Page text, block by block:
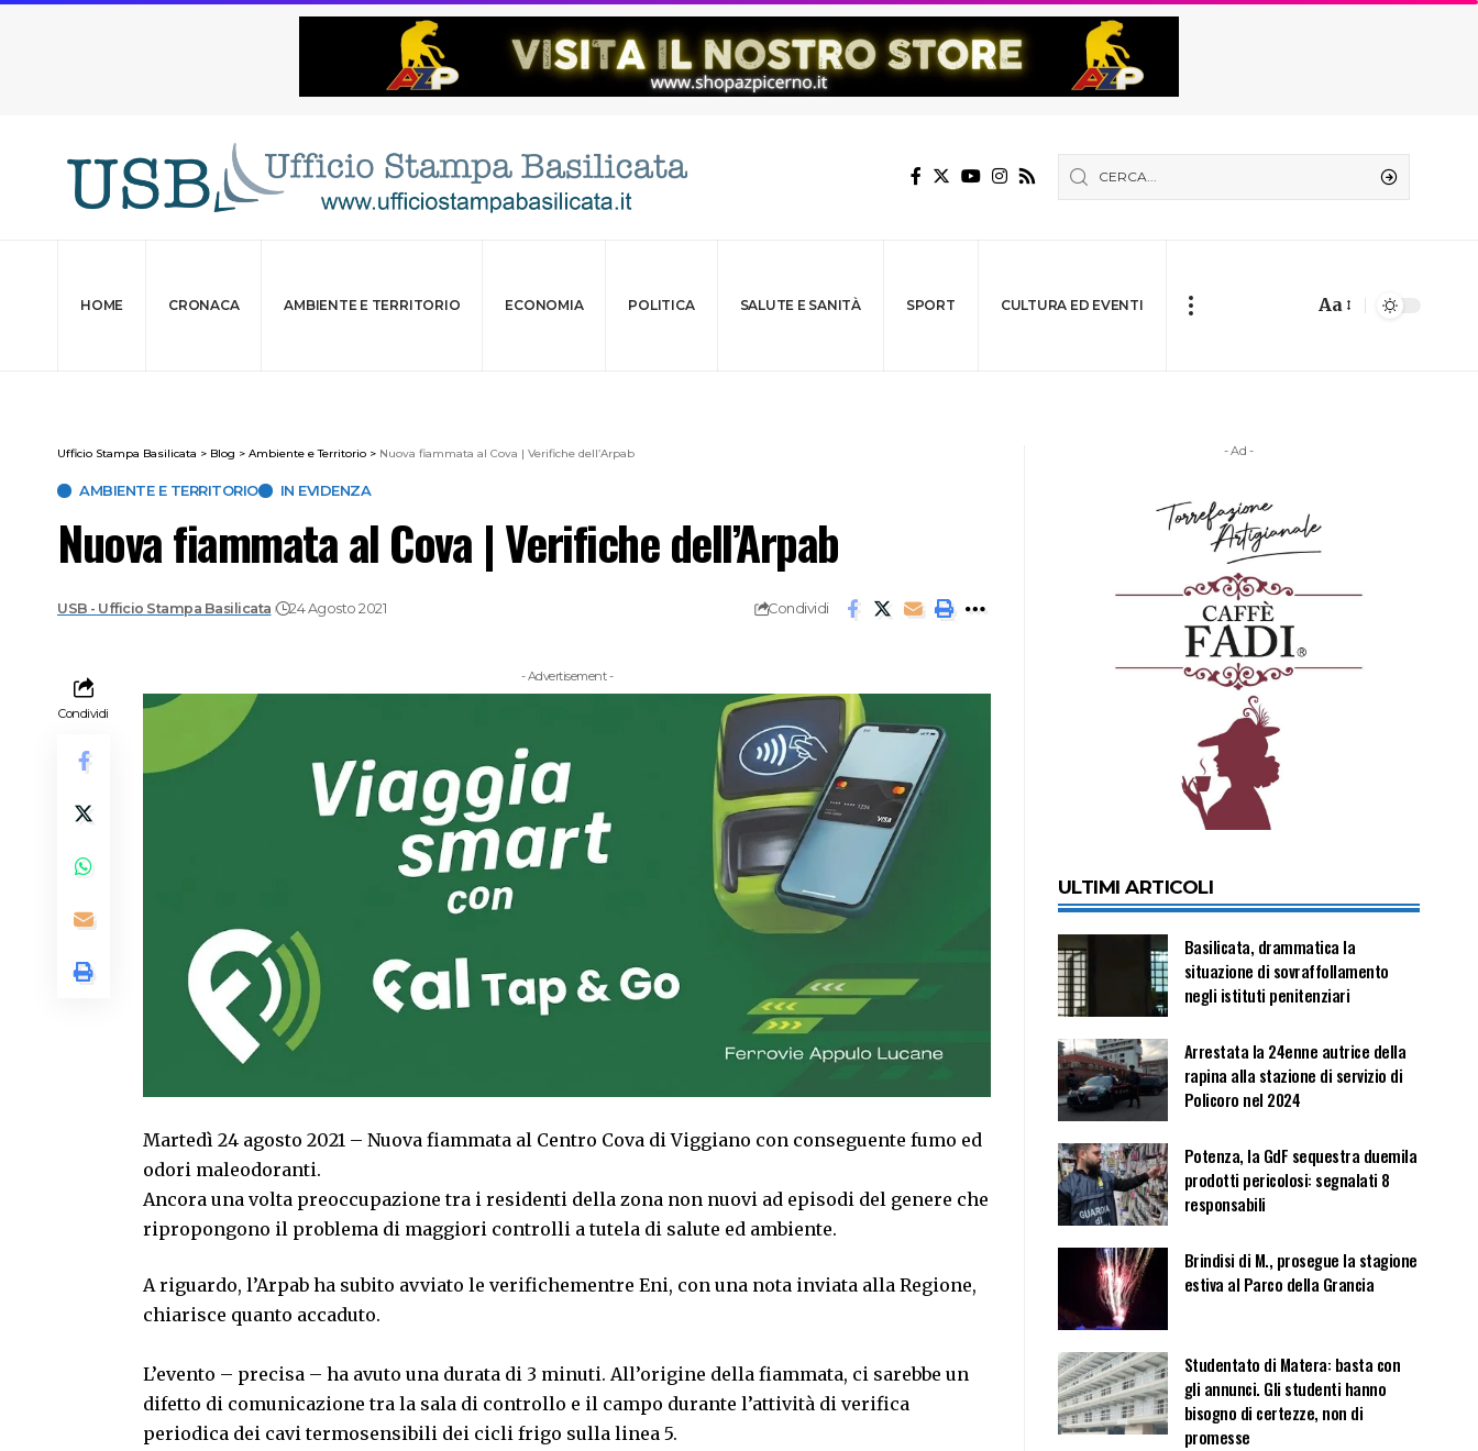
HOME CRONACA AMBIENTE E TERRITORIO ECONOMIA POLITICA SALUTE E SANITÀ SPORT CULTURA ED EVENTI Aa
Ufficio Stampa Basilicata > Blog > Ambiente e Territorio > Nuova fiammata al Cova | Verifiche dell’Arpab
AMBIENTE E TERRITORIO IN EVIDENZA
Nuova fiammata al Cova | Verifiche dell’Arpab
USB - Ufficio Stampa Basilicata 24 Agosto 2021 Condividi
Condividi
- Advertisement -
Martedì 24 agosto 2021 – Nuova fiammata al Centro Cova di Viggiano con conseguente fumo ed
odori maleodoranti.
Ancora una volta preoccupazione tra i residenti della zona non nuovi ad episodi del genere che
ripropongono il problema di maggiori controlli a tutela di salute ed ambiente.
A riguardo, l’Arpab ha subito avviato le verifichementre Eni, con una nota inviata alla Regione,
chiarisce quanto accaduto.
L’evento – precisa – ha avuto una durata di 3 minuti. All’origine della fiammata, ci sarebbe un
difetto di comunicazione tra la sala di controllo e il campo durante l’attività di verifica
periodica dei cavi termosensibili dei cicli frigo sulla linea 5.
- Ad -
ULTIMI ARTICOLI
Basilicata, drammatica la
situazione di sovraffollamento
negli istituti penitenziari
Arrestata la 24enne autrice della
rapina alla stazione di servizio di
Policoro nel 2024
Potenza, la GdF sequestra duemila
prodotti pericolosi: segnalati 8
responsabili
Brindisi di M., prosegue la stagione
estiva al Parco della Grancia
Studentato di Matera: basta con
gli annunci. Gli studenti hanno
bisogno di certezze, non di
promesse